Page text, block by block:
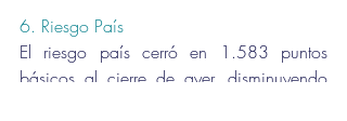
6. Riesgo País
El riesgo país cerró en 1.583 puntos
básicos al cierre de ayer, disminuyendo